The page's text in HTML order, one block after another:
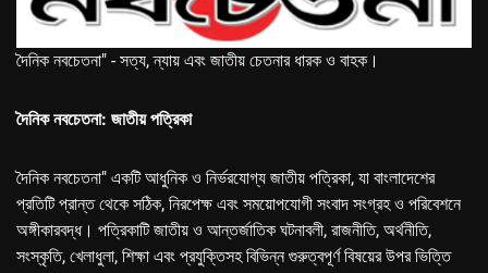
দৈনিক নবচেতনা" - সত্য, ন্যায় এবং জাতীয় চেতনার ধারক ও বাহক।
দৈনিক নবচেতনা: জাতীয় পত্রিকা
দৈনিক নবচেতনা" একটি আধুনিক ও নির্ভরযোগ্য জাতীয় পত্রিকা, যা বাংলাদেশের
প্রতিটি প্রান্ত থেকে সঠিক, নিরপেক্ষ এবং সময়োপযোগী সংবাদ সংগ্রহ ও পরিবেশনে
অঙ্গীকারবদ্ধ। পত্রিকাটি জাতীয় ও আন্তর্জাতিক ঘটনাবলী, রাজনীতি, অর্থনীতি,
সংস্কৃতি, খেলাধুলা, শিক্ষা এবং প্রযুক্তিসহ বিভিন্ন গুরুত্বপূর্ণ বিষয়ের উপর ভিত্তি